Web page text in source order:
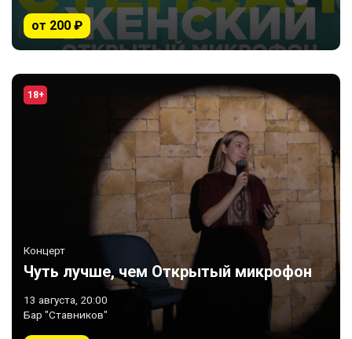
от 200 ₽
18+
Концерт
Чуть лучше, чем Открытый микрофон
13 августа, 20:00
Бар "Ставников"